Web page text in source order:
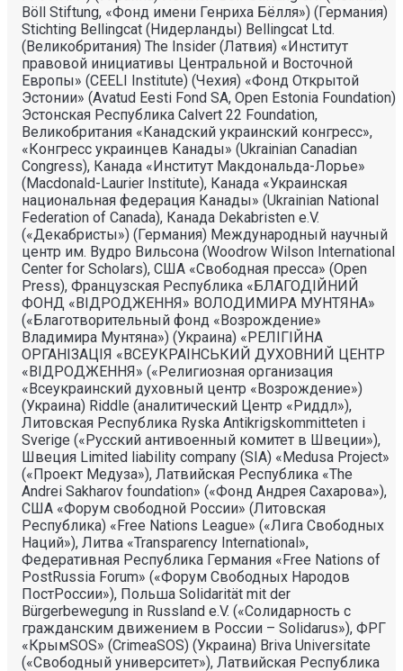
Böll Stiftung, «Фонд имени Генриха Бёлля») (Германия)
Stichting Bellingcat (Нидерланды) Bellingcat Ltd.
(Великобритания) The Insider (Латвия) «Институт
правовой инициативы Центральной и Восточной
Европы» (CEELI Institute) (Чехия) «Фонд Открытой
Эстонии» (Avatud Eesti Fond SA, Open Estonia Foundation)
Эстонская Республика Calvert 22 Foundation,
Великобритания «Канадский украинский конгресс»,
«Конгресс украинцев Канады» (Ukrainian Canadian
Congress), Канада «Институт Макдональда-Лорье»
(Macdonald-Laurier Institute), Канада «Украинская
национальная федерация Канады» (Ukrainian National
Federation of Canada), Канада Dekabristen e.V.
(«Декабристы») (Германия) Международный научный
центр им. Вудро Вильсона (Woodrow Wilson International
Center for Scholars), США «Свободная пресса» (Open
Press), Французская Республика «БЛАГОДIЙНИЙ
ФОНД «ВIДРОДЖЕННЯ» ВОЛОДИМИРА МУНТЯНА»
(«Благотворительный фонд «Возрождение»
Владимира Мунтяна») (Украина) «РЕЛIГIЙНА
ОРГАНIЗАЦIЯ «ВСЕУКРАIНСЬКИЙ ДУХОВНИЙ ЦЕНТР
«ВIДРОДЖЕННЯ» («Религиозная организация
«Всеукраинский духовный центр «Возрождение»)
(Украина) Riddle (аналитический Центр «Риддл»),
Литовская Республика Ryska Antikrigskommitteten i
Sverige («Русский антивоенный комитет в Швеции»),
Швеция Limited liability company (SIA) «Medusa Project»
(«Проект Медуза»), Латвийская Республика «The
Andrei Sakharov foundation» («Фонд Андрея Сахарова»),
США «Форум свободной России» (Литовская
Республика) «Free Nations League» («Лига Свободных
Наций»), Литва «Transparеncy International»,
Федеративная Республика Германия «Free Nations of
PostRussia Forum» («Форум Свободных Народов
ПостРоссии»), Польша Solidarität mit der
Bürgerbewegung in Russland e.V. («Солидарность с
гражданским движением в России – Solidarus»), ФРГ
«КрымSOS» (CrimeaSOS) (Украина) Briva Universitate
(«Свободный университет»), Латвийская Республика